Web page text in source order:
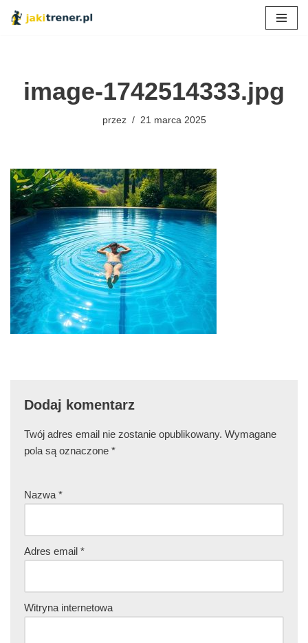
image-1742514333.jpg
przez 21 marca 2025
Dodaj komentarz
Twój adres email nie zostanie opublikowany. Wymagane
pola są oznaczone *
Nazwa *
Adres email *
Witryna internetowa